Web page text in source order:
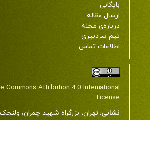
بایگانی
ارسال مقاله
درباره‌ی مجله
تیم سردبیری
اطلاعات تماس
Commons Attribution 4.0 International
License
نشانی: تهران، بزرگراه شهید چمران، ولنجک،